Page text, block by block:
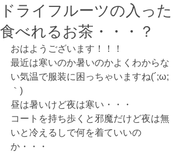
ドライフルーツの入った
食べれるお茶・・・？
おはようございます！！！
最近は寒いのか暑いのかよくわからな
い気温で服装に困っちゃいますね(´;ω;
｀)
昼は暑いけど夜は寒い・・・
コートを持ち歩くと邪魔だけど夜は無
いと冷えるしで何を着ていいの
か・・・